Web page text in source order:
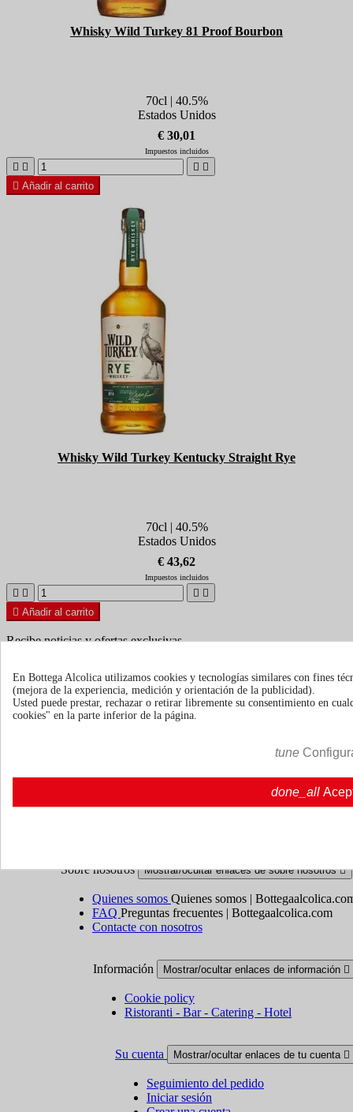
Whisky Wild Turkey 81 Proof Bourbon
70cl | 40.5%
Estados Unidos
€ 30,01
Impuestos incluidos
   
 Añadir al carrito
Whisky Wild Turkey Kentucky Straight Rye
70cl | 40.5%
Estados Unidos
€ 43,62
Impuestos incluidos
   
 Añadir al carrito
Recibe noticias y ofertas exclusivas
Puede darse de baja en cualquier momento. Para ello, consulte
nuestra información de contacto en el aviso legal.
Términos y condiciones Envío y entrega
Sobre nosotros Mostrar/ocultar enlaces de sobre nosotros
Quienes somos Quienes somos |
FAQ Preguntas frecuentes | Bottegaalcolica.com
Contacte con nosotros
Información Mostrar/ocultar enlaces de información 
Cookie policy
Ristoranti - Bar - Catering - Hotel
Su cuenta Mostrar/ocultar enlaces de tu cuenta 
Seguimiento del pedido
Iniciar sesión
En Bottega Alcolica utilizamos cookies y tecnologías similares con fines
(mejora de la experiencia, medición y orientación de la publicidad).
Usted puede prestar, rechazar o retirar libremente su consentimiento en
cookies" en la parte inferior de la página.
tune
done_all